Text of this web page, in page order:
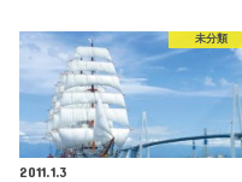
未分類
2011.1.3